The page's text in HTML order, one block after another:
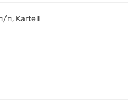
п, Kartell